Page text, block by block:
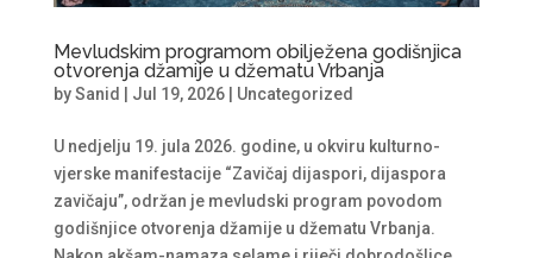
Mevludskim programom obilježena godišnjica
otvorenja džamije u džematu Vrbanja
bySanid Jul 19, 2026| Uncategorized
U nedjelju 19. jula 2026. godine, u okviru kulturno-
vjerske manifestacije “Zavičaj dijaspori, dijaspora
zavičaju”, održan je mevludski program povodom
godišnjice otvorenja džamije u džematu Vrbanja.